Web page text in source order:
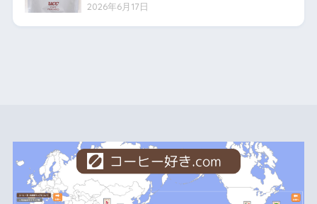
2026年6月17日